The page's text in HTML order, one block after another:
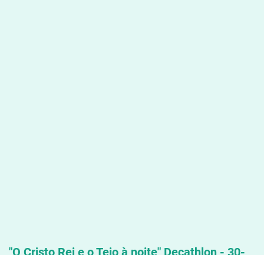
"O Cristo Rei e o Tejo à noite" Decathlon - 30-